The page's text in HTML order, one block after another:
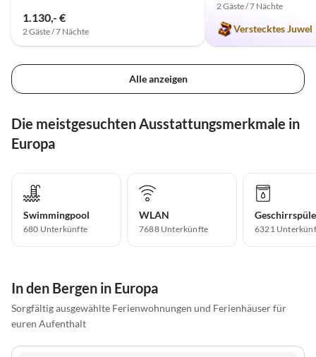
1.130,- €
2 Gäste / 7 Nächte
2 Gäste / 7 Nächte
Verstecktes Juwel
Alle anzeigen
Die meistgesuchten Ausstattungsmerkmale in
Europa
Swimmingpool
680 Unterkünfte
WLAN
7688 Unterkünfte 6321
In den Bergen in Europa
Sorgfältig ausgewählte Ferienwohnungen und Ferienhäuser für
euren Aufenthalt